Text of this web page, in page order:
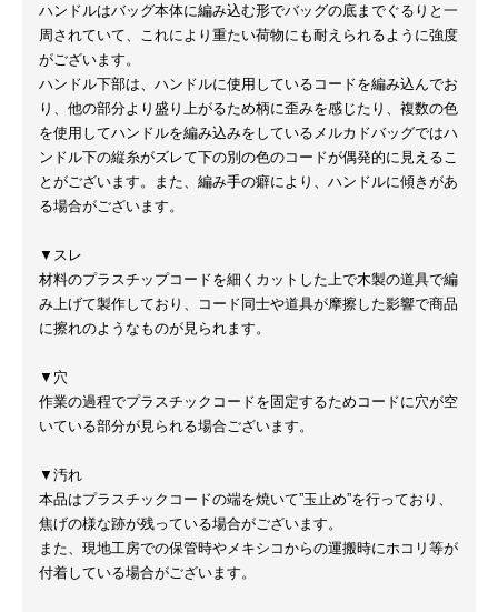
ハンドルはバッグ本体に編み込む形でバッグの底までぐるりと一
周されていて、これにより重たい荷物にも耐えられるように強度
がございます。
ハンドル下部は、ハンドルに使用しているコードを編み込んでお
り、他の部分より盛り上がるため柄に歪みを感じたり、複数の色
を使用してハンドルを編み込みをしているメルカドバッグではハ
ンドル下の縦糸がズレて下の別の色のコードが偶発的に見えるこ
とがございます。また、編み手の癖により、ハンドルに傾きがあ
る場合がございます。
▼スレ
材料のプラスチップコードを細くカットした上で木製の道具で編
み上げて製作しており、コード同士や道具が摩擦した影響で商品
に擦れのようなものが見られます。
▼穴
作業の過程でプラスチックコードを固定するためコードに穴が空
いている部分が見られる場合ございます。
▼汚れ
本品はプラスチックコードの端を焼いて”玉止め”を行っており、
焦げの様な跡が残っている場合がございます。
また、現地工房での保管時やメキシコからの運搬時にホコリ等が
付着している場合がございます。